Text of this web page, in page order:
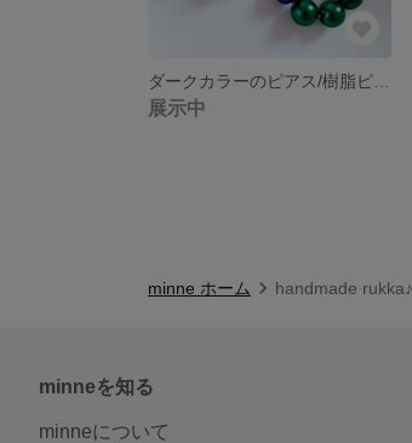
展示中
minne ホーム handmade
minneを知る
minneについて